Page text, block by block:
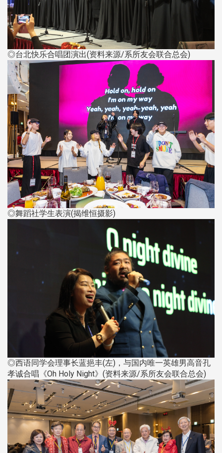
◎台北快乐合唱团演出(资料来源/系所友会联合总会)
◎舞蹈社学生表演(揭维恒摄影)
◎西语同学会理事长蓝挹丰(左)，与国内唯一英雄男高音孔
孝诚合唱《Oh Holy Night》(资料来源/系所友会联合总会)